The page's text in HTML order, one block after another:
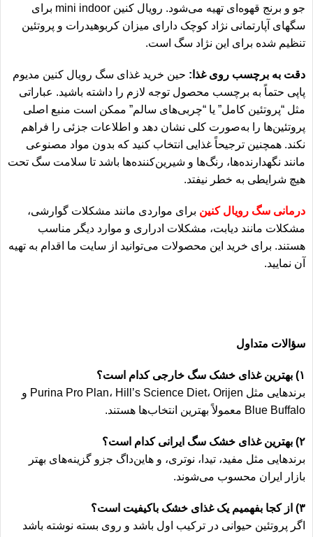
جو و برنج قهوه‌ای تهیه می‌شود. رویال کنین mini indoor
برای
سگهای آپارتمانی نژاد کوچک دارای میزان کربوهیدرات و پروتئین
تنظیم شده برای این نژاد سگ است.
دقت به برچسب روی غذا: حین خرید غذای سگ رویال کنین مدیوم
پاپی حتماً به برچسب محصول توجه لازم را داشته باشید. عباراتی
مثل “پروتئین کامل” یا “چربی‌های سالم” ممکن است منبع اصلی
پروتئین‌ها را به‌صورت کلی نشان دهد و اطلاعات جزئی را فراهم
نکند. همچنین ترجیحاً غذایی انتخاب کنید که بدون مواد مصنوعی
مانند نگهدارنده‌ها، رنگ‌ها و شیرین‌کننده‌ها باشد تا سلامت سگ تحت
هیچ شرایطی به خطر نیفتد.
درمانی سگ رویال کنین برای مواردی مانند مشکلات گوارشی،
مشکلات مانند دیابت، مشکلات ادراری و موارد دیگر مناسب
هستند. برای خرید این محصولات می‌توانید از سایت ما اقدام به تهیه
آن نمایید.
سؤالات متداول
۱) بهترین غذای خشک سگ خارجی کدام است؟
برندهایی مثل Purina Pro Plan، Hill’s Science Diet، Orijen و
Blue Buffalo معمولاً بهترین انتخاب‌ها هستند.
۲) بهترین غذای خشک سگ ایرانی کدام است؟
برندهایی مثل مفید، تیدا، نوتری، و هاین‌داگ جزو گزینه‌های بهتر
بازار ایران محسوب می‌شوند.
۳) از کجا بفهمیم یک غذای خشک باکیفیت است؟
اگر پروتئین حیوانی در ترکیب اول باشد و روی بسته نوشته باشد